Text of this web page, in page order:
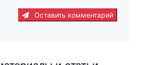
Оставить комментарий